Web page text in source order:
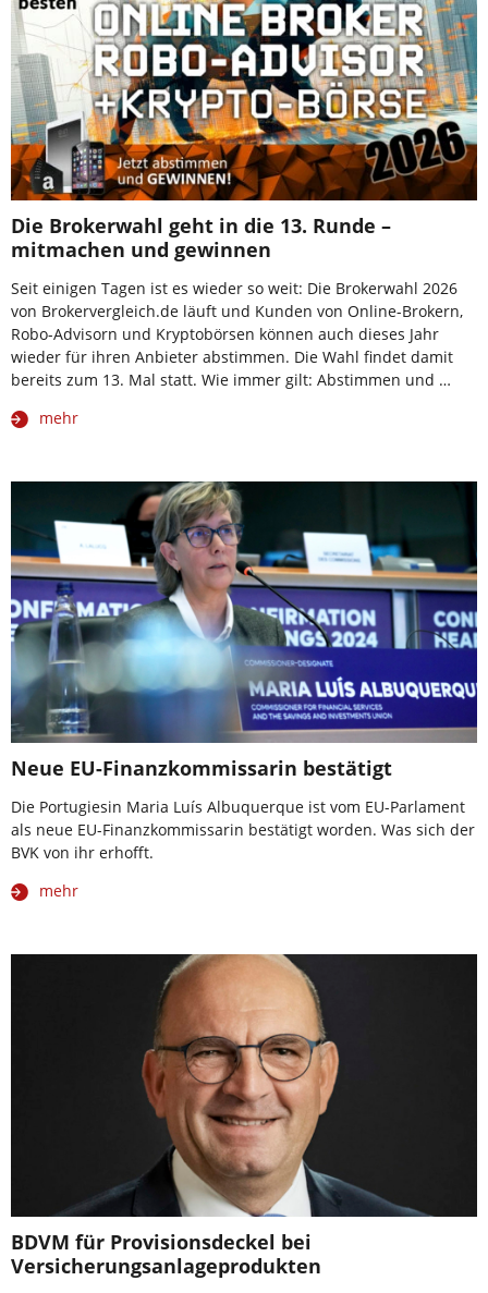
Die Brokerwahl geht in die 13. Runde –
mitmachen und gewinnen
Seit einigen Tagen ist es wieder so weit: Die Brokerwahl 2026
von Brokervergleich.de läuft und Kunden von Online-Brokern,
Robo-Advisorn und Kryptobörsen können auch dieses Jahr
wieder für ihren Anbieter abstimmen. Die Wahl findet damit
bereits zum 13. Mal statt. Wie immer gilt: Abstimmen und …
mehr
Neue EU-Finanzkommissarin bestätigt
Die Portugiesin Maria Luís Albuquerque ist vom EU-Parlament
als neue EU-Finanzkommissarin bestätigt worden. Was sich der
BVK von ihr erhofft.
mehr
BDVM für Provisionsdeckel bei
Versicherungsanlageprodukten